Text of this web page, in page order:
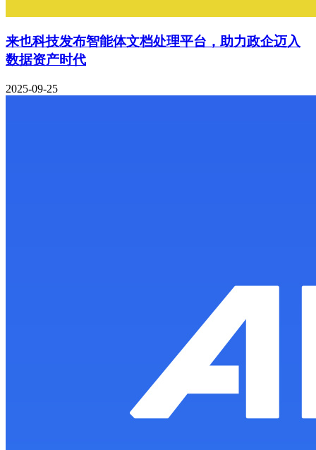
来也科技发布智能体文档处理平台，助力政企迈入
数据资产时代
2025-09-25